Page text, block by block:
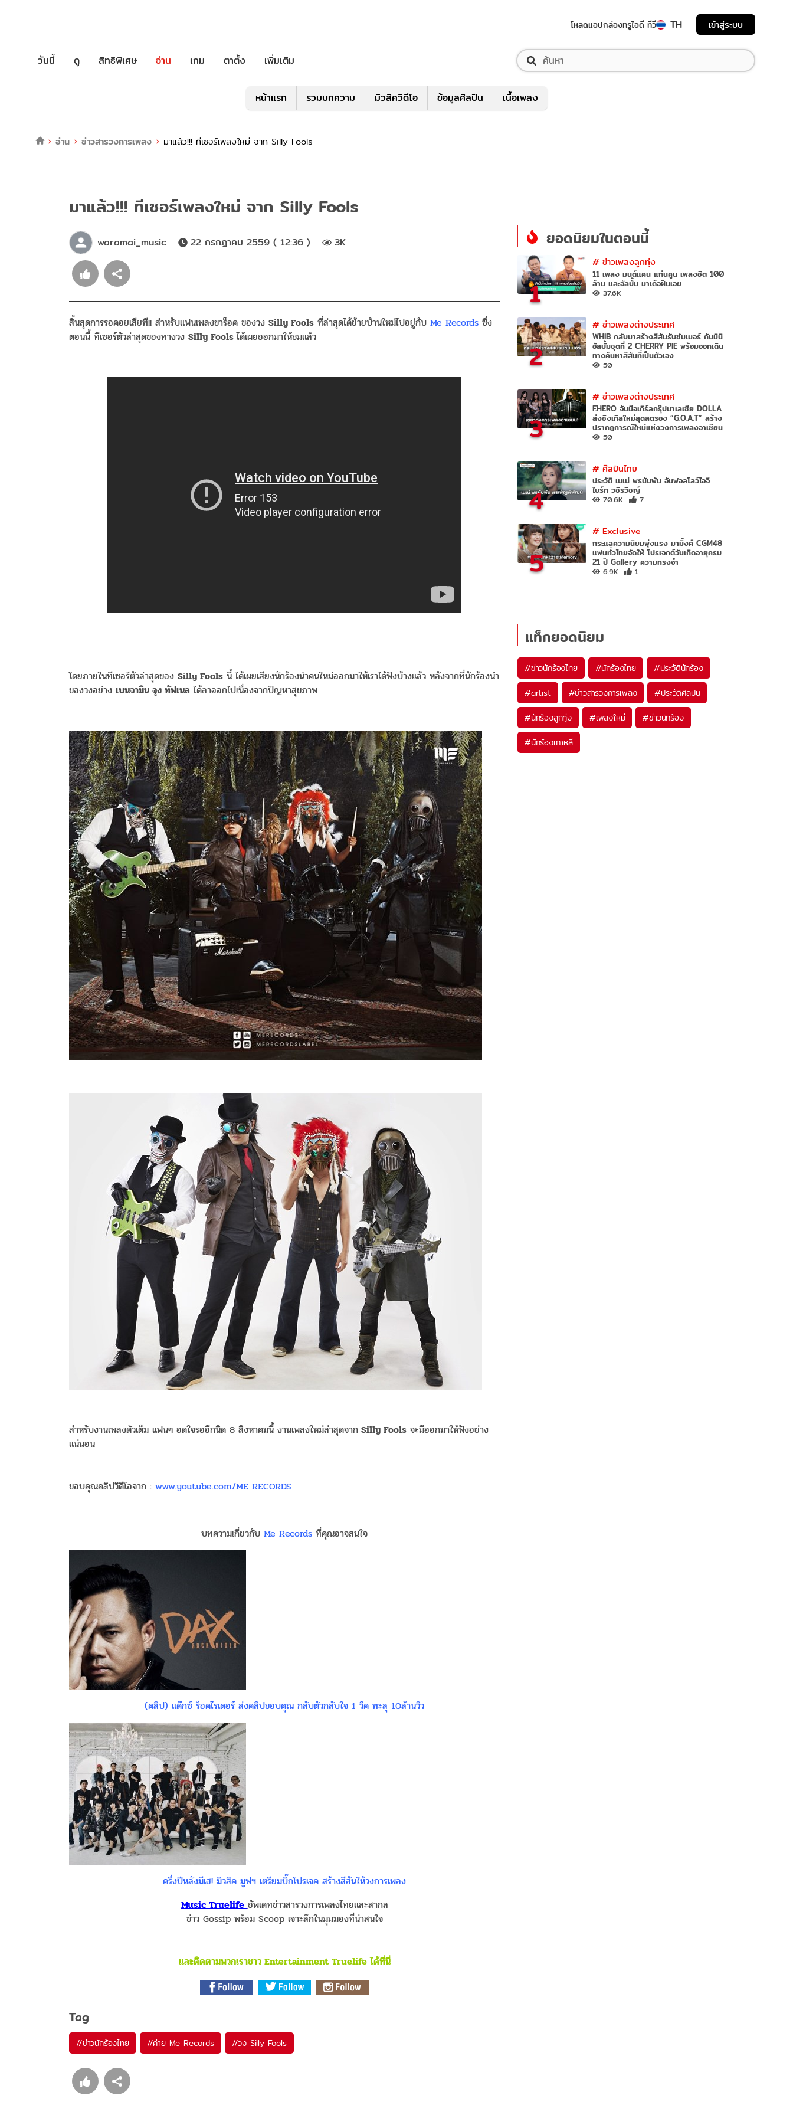
โหลดแอปกล่องทรูไอดี ทีวี TH เข้าสู่ระบบ
วันนี้ ดู สิทธิพิเศษ อ่าน เกม ตาตั้ง เพิ่มเติม
หน้าแรก รวมบทความ มิวสิควิดีโอ ข้อมูลศิลปิน เนื้อเพลง
อ่าน ข่าวสารวงการเพลง มาแล้ว!!! ทีเซอร์เพลงใหม่ จาก Silly Fools
มาแล้ว!!! ทีเซอร์เพลงใหม่ จาก Silly Fools
waramai_music 22 กรกฎาคม 2559 ( 12:36 ) 3K
สิ้นสุดการรอคอยเสียที!! สำหรับแฟนเพลงขาร็อค ของวง Silly Fools ที่ล่าสุดได้ย้ายบ้านใหม่ไปอยู่กับ Me Records ซึ่ง
ตอนนี้ ทีเซอร์ตัวล่าสุดของทางวง Silly Foolsได้เผยออกมาให้ชมแล้ว
โดยภายในทีเซอร์ตัวล่าสุดของ Silly Fools นี้ ได้เผยเสียงนักร้องนำคนใหม่ออกมาให้เราได้ฟังบ้างแล้ว หลังจากที่นักร้องนำ
ของวงอย่าง เบนจามิน จุง ทัฟเนล ได้ลาออกไปเนื่องจากปัญหาสุขภาพ
สำหรับงานเพลงตัวเต็ม แฟนๆ อดใจรออีกนิด 8 สิงหาคมนี้ งานเพลงใหม่ล่าสุดจาก Silly Fools จะมีออกมาให้ฟังอย่าง
แน่นอน
ขอบคุณคลิปวิดีโอจาก : www.youtube.com/ME RECORDS
บทความเกี่ยวกับ Me Records ที่คุณอาจสนใจ
(คลิป) แด๊กซ์ ร็อคไรเดอร์ ส่งคลิปขอบคุณ กลับตัวกลับใจ 1 วีค ทะลุ 10ล้านวิว
ครึ่งปีหลังมีเฮ! มิวสิค มูฟฯ เตรียมบิ๊กโปรเจค สร้างสีสันให้วงการเพลง
Music Truelife อัพเดทข่าวสารวงการเพลงไทยและสากล
ข่าว Gossip พร้อม Scoop เจาะลึกในมุมมองที่น่าสนใจ
และติดตามพวกเราชาว Entertainment Truelife ได้ที่นี่
Tag
#ข่าวนักร้องไทย #ค่าย Me Records #วง Silly Fools
ยอดนิยมในตอนนี้
1
# ข่าวเพลงลูกทุ่ง
11 เพลง มนต์แคน แก่นคูน เพลงฮิต 100
ล้าน และอัลบั้ม มาเด้อฝันเอย
37.6K
2
# ข่าวเพลงต่างประเทศ
WHIB กลับมาสร้างสีสันรับซัมเมอร์ กับมินิ
อัลบั้มชุดที่ 2 CHERRY PIE พร้อมออกเดิน
ทางค้นหาสีสันที่เป็นตัวเอง
50
3
# ข่าวเพลงต่างประเทศ
F.HERO จับมือเกิร์ลกรุ๊ปมาเลเซีย DOLLA
ส่งซิงเกิลใหม่สุดสตรอง “G.O.A.T” สร้าง
ปรากฏการณ์ใหม่แห่งวงการเพลงอาเซียน
50
4
# ศิลปินไทย
ประวัติ เนเน่ พรนับพัน อันฟอลโลว์ไอจี
ไบร์ท วชิรวิชญ์
70.6K 7
5
# Exclusive
กระแสความนิยมพุ่งแรง มามิ้งค์ CGM48
แฟนทั่วไทยจัดให้ โปรเจกต์วันเกิดอายุครบ
21 ปี Gallery ความทรงจำ
6.9K 1
แท็กยอดนิยม
#ข่าวนักร้องไทย #นักร้องไทย #ประวัตินักร้อง
#artist #ข่าวสารวงการเพลง #ประวัติศิลปิน
#นักร้องลูกทุ่ง #เพลงใหม่ #ข่าวนักร้อง
#นักร้องเกาหลี